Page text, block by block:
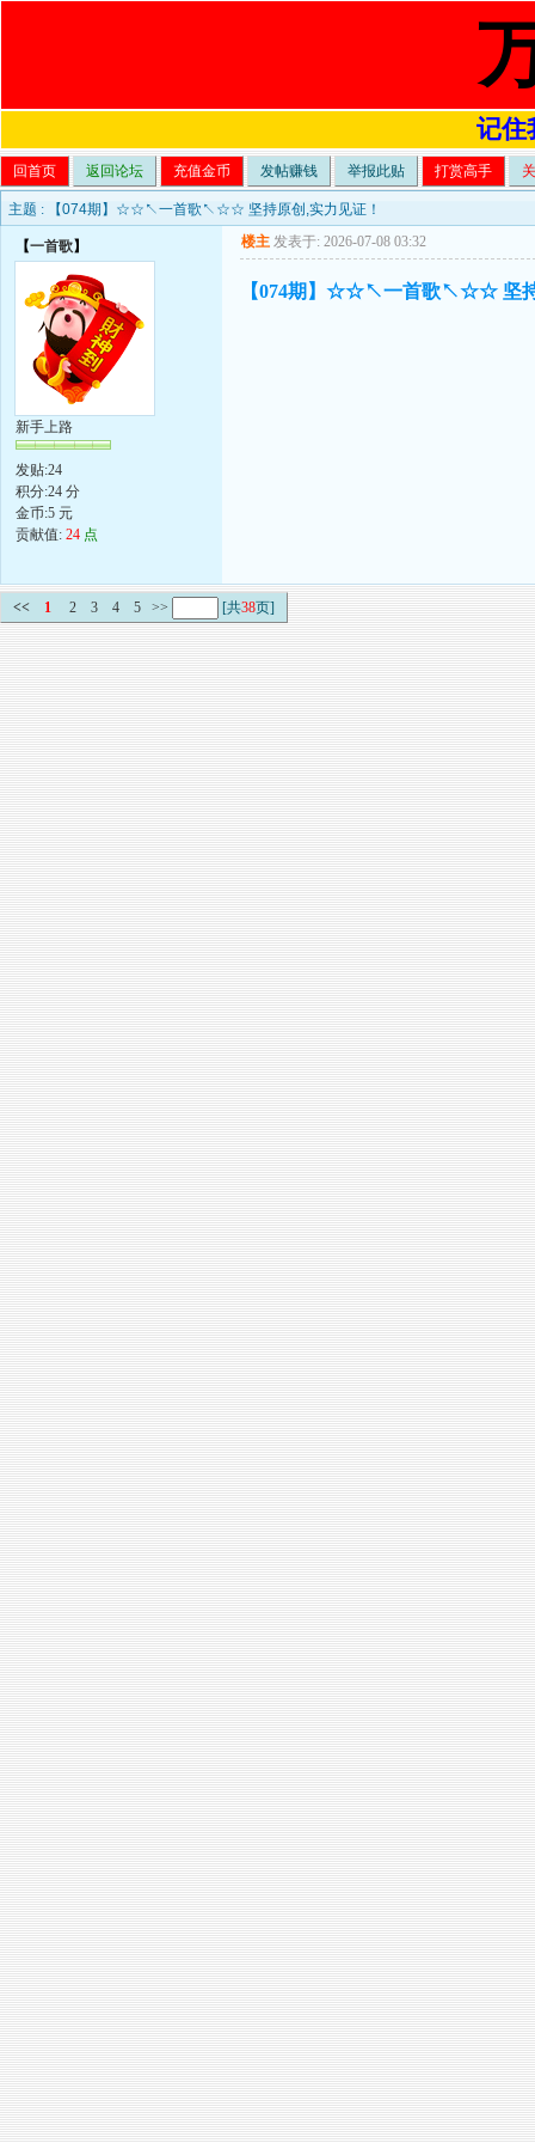
记住
回首页 返回论坛 充值金币 发帖赚钱 举报此贴 打赏高手
主题 : 【074期】☆☆↖一首歌↖☆☆ 坚持原创,实力见证！
【一首歌】
新手上路
发贴:24
积分:24 分
金币:5 元
贡献值: 24 点
楼主 发表于: 2026-07-08 03:32
【074期】☆☆↖一首歌↖☆☆ 坚持
<< 1 2 3 4 5 >> [共38页]